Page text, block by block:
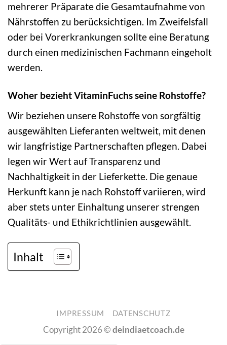
mehrerer Präparate die Gesamtaufnahme von
Nährstoffen zu berücksichtigen. Im Zweifelsfall
oder bei Vorerkrankungen sollte eine Beratung
durch einen medizinischen Fachmann eingeholt
werden.
Woher bezieht VitaminFuchs seine Rohstoffe?
Wir beziehen unsere Rohstoffe von sorgfältig
ausgewählten Lieferanten weltweit, mit denen
wir langfristige Partnerschaften pflegen. Dabei
legen wir Wert auf Transparenz und
Nachhaltigkeit in der Lieferkette. Die genaue
Herkunft kann je nach Rohstoff variieren, wird
aber stets unter Einhaltung unserer strengen
Qualitäts- und Ethikrichtlinien ausgewählt.
Inhalt
IMPRESSUM DATENSCHUTZ
Copyright 2026 ©deindiaetcoach.de